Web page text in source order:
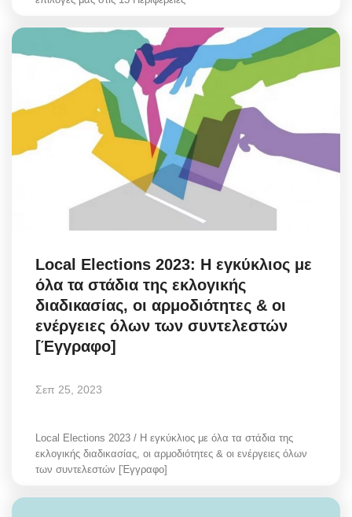
Local Elections 2023: Η εγκύκλιος με
όλα τα στάδια της εκλογικής
διαδικασίας, οι αρμοδιότητες & οι
ενέργειες όλων των συντελεστών
[Έγγραφο]
Σεπ 25, 2023
Local Elections 2023 / Η εγκύκλιος με όλα τα στάδια της
εκλογικής διαδικασίας, οι αρμοδιότητες & οι ενέργειες όλων
των συντελεστών [Έγγραφο]